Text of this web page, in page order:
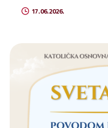
naši vrijedni kuhari
17.06.2026.